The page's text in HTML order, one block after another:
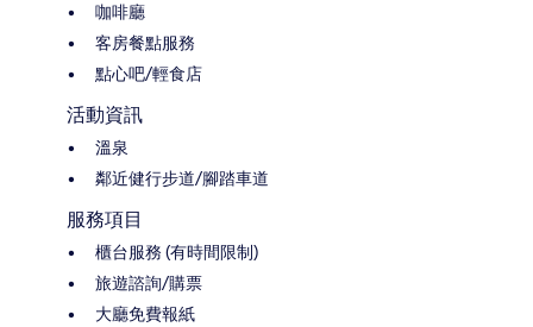
咖啡廳
客房餐點服務
點心吧/輕食店
活動資訊
溫泉
鄰近健行步道/腳踏車道
服務項目
櫃台服務 (有時間限制)
旅遊諮詢/購票
大廳免費報紙